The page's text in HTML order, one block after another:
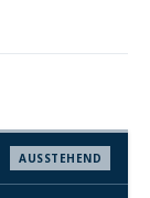
AUSSTEHEND